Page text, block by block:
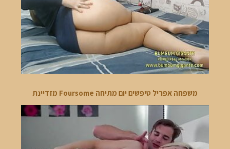
משפחה אפריל טיפשים יום מתיחה Foursome מזדיינת